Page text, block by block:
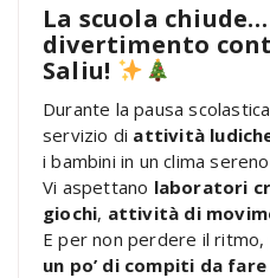
La scuola
divertimento
Saliu!
Durante la pausa
servizio di attività
i bambini in un clima
Vi aspettano laboratori
giochi, attività di
E per non perdere il
un po’ di compiti da fare